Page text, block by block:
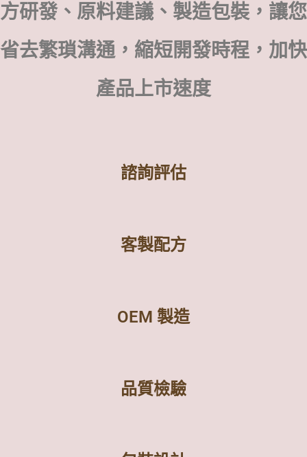
方研發、原料建議、製造包裝，讓您
省去繁瑣溝通，縮短開發時程，加快
產品上市速度
諮詢評估
客製配方
OEM 製造
品質檢驗